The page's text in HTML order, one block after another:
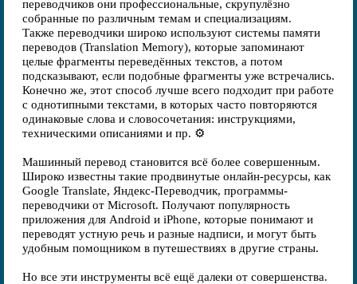
переводчиков они профессиональные, скрупулёзно
собранные по различным темам и специализациям.
Также переводчики широко используют системы памяти
переводов (Translation Memory), которые запоминают
целые фрагменты переведённых текстов, а потом
подсказывают, если подобные фрагменты уже встречались.
Конечно же, этот способ лучше всего подходит при работе
с однотипными текстами, в которых часто повторяются
одинаковые слова и словосочетания: инструкциями,
техническими описаниями и пр. ⚙
Машинный перевод становится всё более совершенным.
Широко известны такие продвинутые онлайн-ресурсы, как
Google Translate, Яндекс-Переводчик, программы-
переводчики от Microsoft. Получают популярность
приложения для Android и iPhone, которые понимают и
переводят устную речь и разные надписи, и могут быть
удобным помощником в путешествиях в другие страны.
Но все эти инструменты всё ещё далеки от совершенства.